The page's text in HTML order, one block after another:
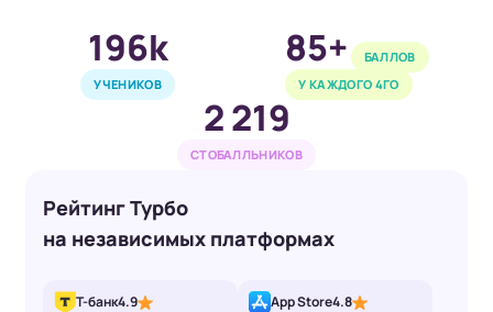
Рейтинг Турбо
на независимых платформах
Т-банк4.9 App Store4.8
196k
УЧЕНИКОВ
2 219
СТОБАЛЛЬНИКОВ
85+
БАЛЛОВ
У КАЖДОГО 4ГО